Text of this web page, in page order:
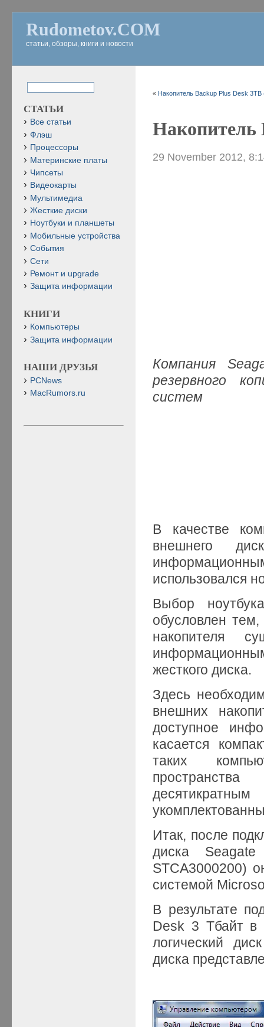
Rudometov.COM
статьи, обзоры, книги и новости
« Накопитель Backup Plus Desk 3TB
Накопитель
29 November 2012,
Компания
резервного
систем
В качестве
внешнего
использовался
Выбор
обусловлен
накопителя
жесткого диска.
Здесь
внешних
доступное
касается
таких
Итак, после
диска
STCA3000200)
системой
В результате
Desk 3 Тбайт в
логический
диска
СТАТЬИ
Все статьи
Флэш
Процессоры
Материнские платы
Чипсеты
Видеокарты
Мультимедиа
Жесткие диски
Ноутбуки и планшеты
Мобильные устройства
События
Сети
Ремонт и upgrade
Защита информации
КНИГИ
Компьютеры
Защита информации
НАШИ ДРУЗЬЯ
PCNews
MacRumors.ru